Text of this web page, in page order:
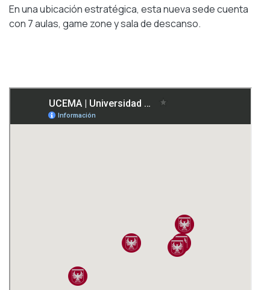
En una ubicación estratégica, esta nueva sede cuenta
con 7 aulas, game zone y sala de descanso.